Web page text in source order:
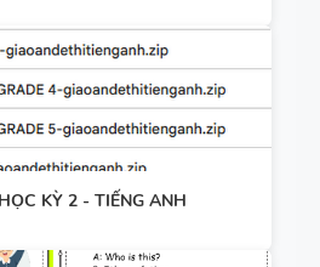
KỲ 2 - TIẾNG ANH